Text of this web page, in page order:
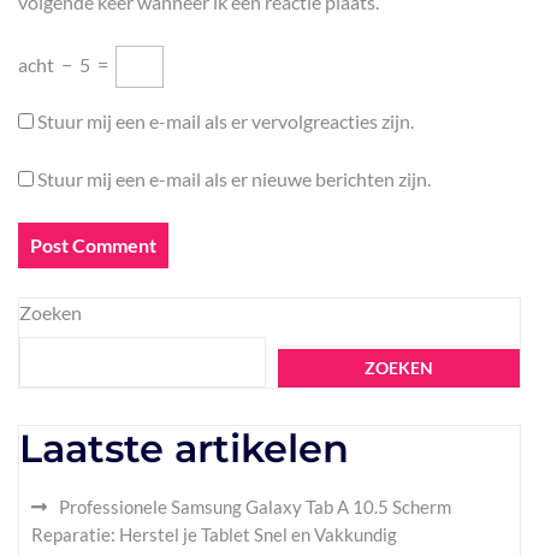
acht − 5 =
Stuur mij een e-mail als er vervolgreacties zijn.
Stuur mij een e-mail als er nieuwe berichten zijn.
Zoeken
ZOEKEN
Laatste artikelen
Professionele Samsung Galaxy Tab A 10.5 Scherm
Reparatie: Herstel je Tablet Snel en Vakkundig